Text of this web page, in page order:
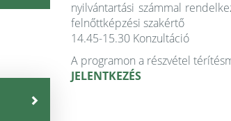
nyilvántartási számmal
felnőttképzési szakértő
14.45-15.30 Konzultáció
A programon a részvétel
JELENTKEZÉS